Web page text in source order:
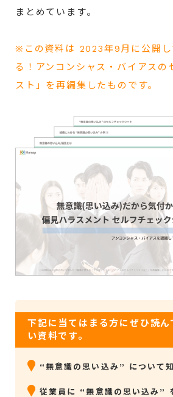
まとめています。
※この資料は 2023年9月に公開し
る！アンコンシャス・バイアスの
スト」を再編集したものです。
下記に当てはまる方にぜひ読ん
い資料です。
“無意識の思い込み” について
従業員に “無意識の思い込み”